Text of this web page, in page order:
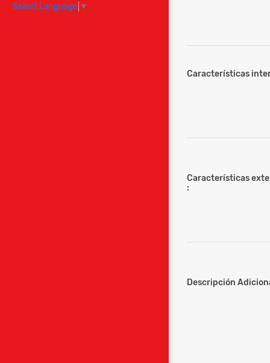
Select Language ▼
Características
Características
:
Descripción